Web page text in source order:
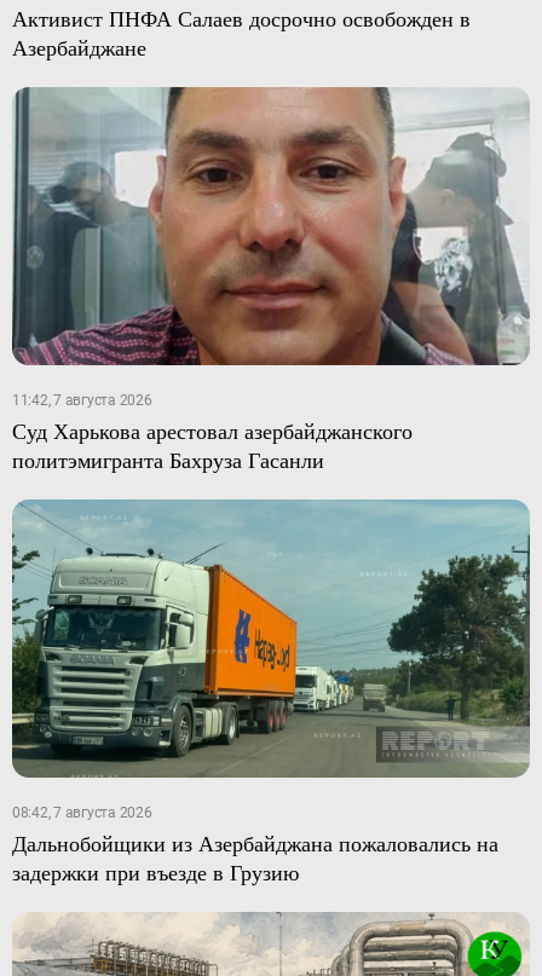
Активист ПНФА Салаев досрочно освобожден в
Азербайджане
11:42, 7 августа 2026
Суд Харькова арестовал азербайджанского
политэмигранта Бахруза Гасанли
08:42, 7 августа 2026
Дальнобойщики из Азербайджана пожаловались на
задержки при въезде в Грузию